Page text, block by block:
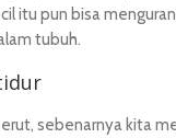
itu pun bisa
tubuh.
sebenarnya kita